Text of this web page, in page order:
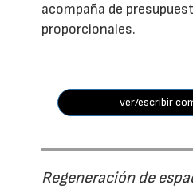
acompaña de
proporcionales.
ver/escribir
Regeneración de